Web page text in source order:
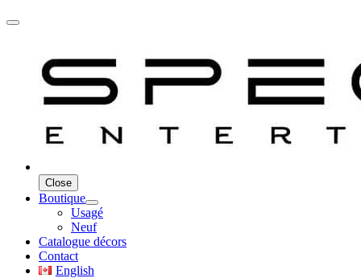
Close
Boutique
Usagé
Neuf
Catalogue décors
Contact
English